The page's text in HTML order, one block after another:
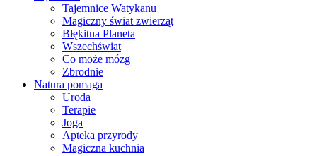
Tajemnice Watykanu
Magiczny świat zwierząt
Błękitna Planeta
Wszechświat
Co może mózg
Zbrodnie
Natura pomaga
Uroda
Terapie
Joga
Apteka przyrody
Magiczna kuchnia